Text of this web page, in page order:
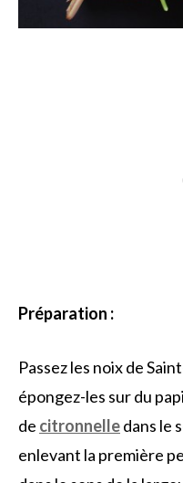
Préparation :
Passez les noix de
épongez-les sur du
de citronnelledans le
enlevant la première